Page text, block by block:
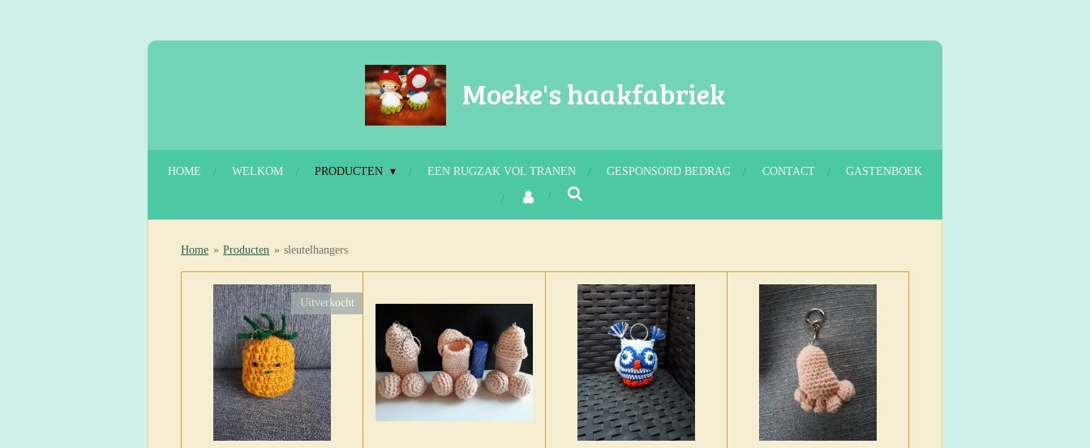
Moeke's haakfabriek
HOME WELKOM PRODUCTEN EEN RUGZAK VOL TRANEN GESPONSORD BEDRAG CONTACT GASTENBOEK
Home » Producten » sleutelhangers
Uitverkocht